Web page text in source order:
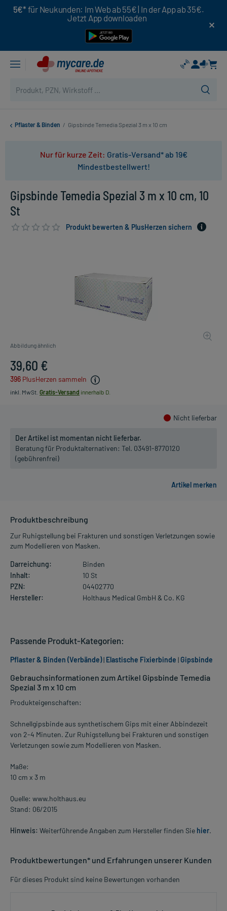
5€* für Neukunden: Im Web ab 55€ | In der App ab 35€.
Jetzt App downloaden
Pflaster & Binden / Gipsbinde Temedia Spezial 3 m x 10 cm
Nur für kurze Zeit: Gratis-Versand* ab 19€
Mindestbestellwert!
Gipsbinde Temedia Spezial 3 m x 10 cm, 10
St
Produkt bewerten & PlusHerzen sichern
Abbildung ähnlich
39,60 €
396 PlusHerzen sammeln
inkl. MwSt. Gratis-Versand innerhalb D.
Nicht lieferbar
Der Artikel ist momentan nicht lieferbar.
Beratung für Produktalternativen: Tel. 03491-8770120
(gebührenfrei)
Produktbeschreibung
Zur Ruhigstellung bei Frakturen und sonstigen Verletzungen sowie
zum Modellieren von Masken.
Darreichung:
Binden
Inhalt:
10 St
PZN:
04402770
Hersteller:
Holthaus Medical GmbH & Co. KG
Gebrauchsinformationen zum Artikel Gipsbinde Temedia
Spezial 3 m x 10 cm
Produkteigenschaften:
Schnellgipsbinde aus synthetischem Gips mit einer Abbindezeit
von 2-4 Minuten. Zur Ruhigstellung bei Frakturen und sonstigen
Verletzungen sowie zum Modellieren von Masken.
Maße:
10 cm x 3 m
Quelle: www.holthaus.eu
Stand: 06/2015
Hinweis: Weiterführende Angaben zum Hersteller finden Sie hier.
Produktbewertungen* und Erfahrungen unserer Kunden
Für dieses Produkt sind keine Bewertungen vorhanden
Passende Produkt-Kategorien:
Pflaster & Binden (Verbände)| Elastische Fixierbinde |Gipsbinde